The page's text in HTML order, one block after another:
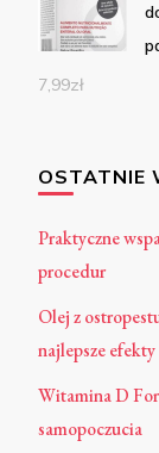
7,99zł
OSTATNIE
Praktyczne
procedur
Olej z
najlepsze efekty
Witamina D
samopoczucia